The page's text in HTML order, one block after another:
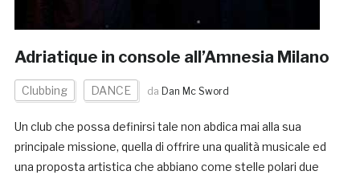
Adriatique in console all’Amnesia Milano
Clubbing DANCE da Dan Mc Sword
Un club che possa definirsi tale non abdica mai alla sua
principale missione, quella di offrire una qualità musicale ed
una proposta artistica che abbiano come stelle polari due